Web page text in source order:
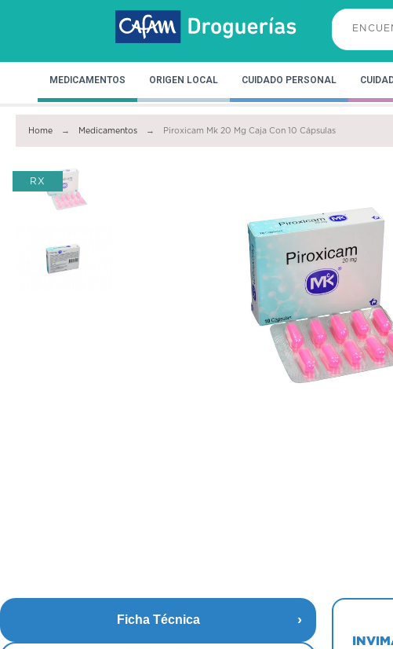
MEDICAMENTOS ORIGEN LOCAL CUIDADO PERSONAL
Home Medicamentos Piroxicam Mk 20 Mg Caja Con 10 Cápsulas
RX
Ficha Técnica